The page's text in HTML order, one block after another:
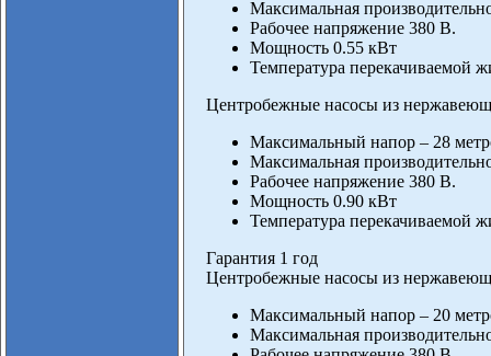
Максимальная
Рабочее напряжение 380 В.
Мощность 0.55 кВт
Температура перекачиваемой
Центробежные насосы из
Максимальный напор – 28
Максимальная
Рабочее напряжение 380 В.
Мощность 0.90 кВт
Температура перекачиваемой
Гарантия 1 год
Центробежные насосы из
Максимальный напор – 20
Максимальная